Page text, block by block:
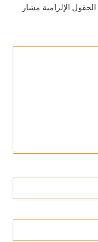
الحقول الإلزامية مشار